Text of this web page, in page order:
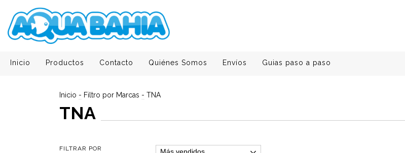
Inicio Productos Contacto Quiénes Somos Envíos Guias paso a paso
Inicio - Filtro por Marcas - TNA
TNA
FILTRAR POR